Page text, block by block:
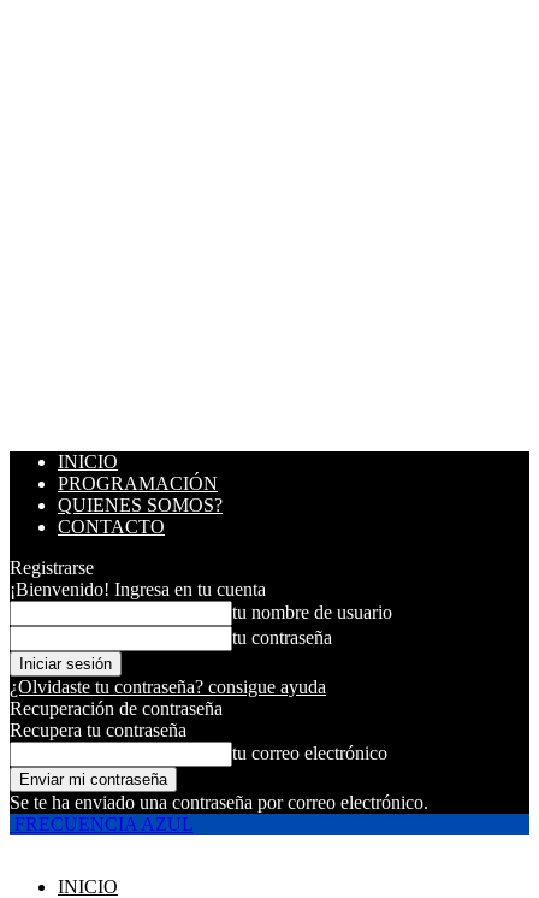
INICIO
PROGRAMACIÓN
QUIENES SOMOS?
CONTACTO
Registrarse
¡Bienvenido! Ingresa en tu cuenta
tu nombre de usuario
tu contraseña
¿Olvidaste tu contraseña? consigue ayuda
Recuperación de contraseña
Recupera tu contraseña
tu correo electrónico
Se te ha enviado una contraseña por correo electrónico.
FRECUENCIA AZUL
INICIO